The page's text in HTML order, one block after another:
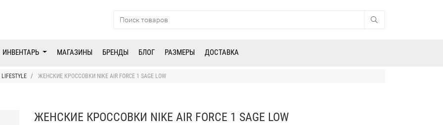
ИНВЕНТАРЬ МАГАЗИНЫ БРЕНДЫ БЛОГ РАЗМЕРЫ ДОСТАВКА
ЖЕНСКИЕ КРОССОВКИ NIKE AIR FORCE 1 SAGE LOW
ЖЕНСКИЕ КРОССОВКИ NIKE AIR FORCE 1 SAGE LOW